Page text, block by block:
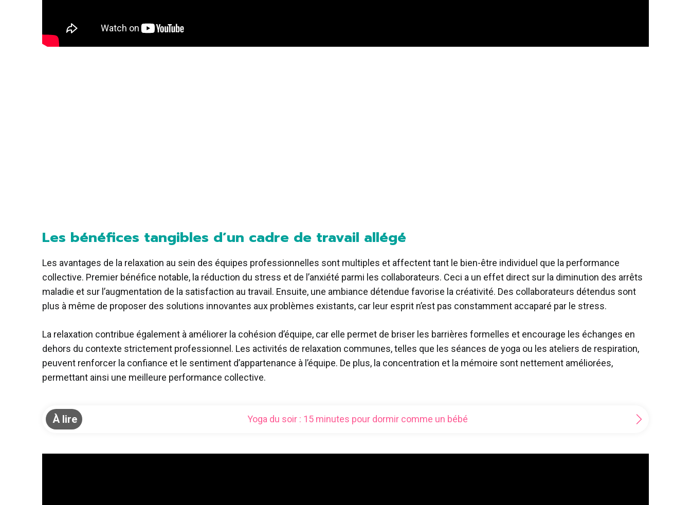
Les bénéfices tangibles d’un cadre de travail allégé
Les avantages de la relaxation au sein des équipes professionnelles sont multiples et affectent tant le bien-être individuel que la performance
collective. Premier bénéfice notable, la réduction du stress et de l’anxiété parmi les collaborateurs. Ceci a un effet direct sur la diminution des arrêts
maladie et sur l’augmentation de la satisfaction au travail. Ensuite, une ambiance détendue favorise la créativité. Des collaborateurs détendus sont
plus à même de proposer des solutions innovantes aux problèmes existants, car leur esprit n’est pas constamment accaparé par le stress.
La relaxation contribue également à améliorer la cohésion d’équipe, car elle permet de briser les barrières formelles et encourage les échanges en
dehors du contexte strictement professionnel. Les activités de relaxation communes, telles que les séances de yoga ou les ateliers de respiration,
peuvent renforcer la confiance et le sentiment d’appartenance à l’équipe. De plus, la concentration et la mémoire sont nettement améliorées,
permettant ainsi une meilleure performance collective.
À lire Yoga du soir : 15 minutes pour dormir comme un bébé